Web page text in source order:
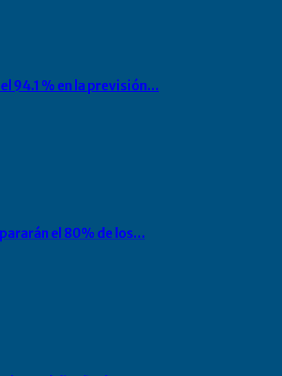
94.1 % en la previsión…
el 80% de los…